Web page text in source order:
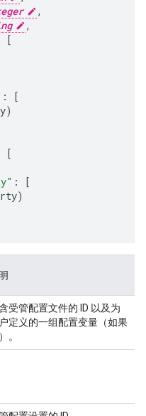
,
,
[
:
[
)
[
:
[
)
:
,
受管配置文件的 ID 以及为
定义的一组配置变量（如果
。